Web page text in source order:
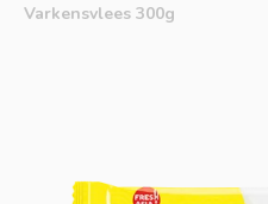
Varkensvlees 300g